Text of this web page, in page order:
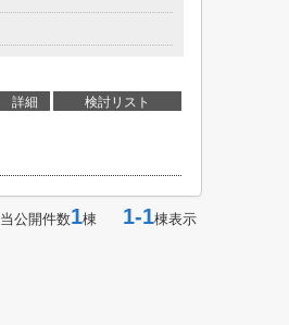
詳細 検討リスト
公開件数1棟 1-1棟表示